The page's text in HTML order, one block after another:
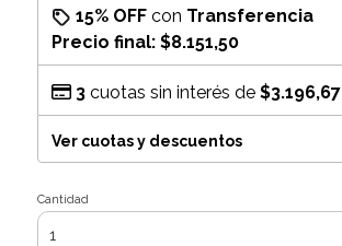
15% OFFcon Transferencia
Precio final: $8.151,50
3cuotas sin interés de $3.196,67
Ver cuotas y descuentos
Cantidad